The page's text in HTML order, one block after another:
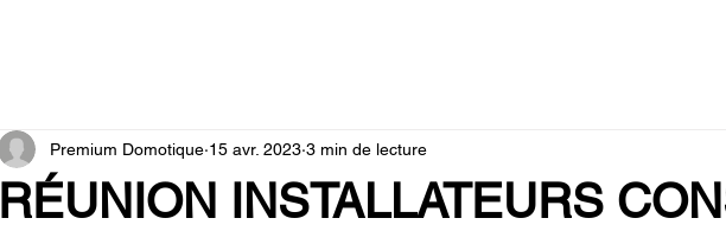
RÉUNION INSTALLATEURS
Premium Domotique 15 avr. 2023 3 min de lecture